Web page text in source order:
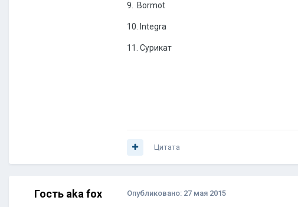
9. Bormot
10. Integra
11. Сурикат
Цитата
Гость aka fox Опубликовано: 27 мая 2015